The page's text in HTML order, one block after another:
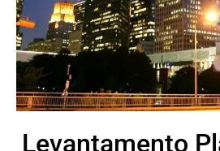
Levantamento